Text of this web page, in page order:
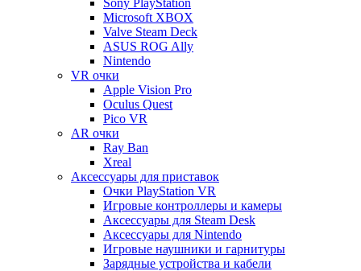
Sony PlayStation
Microsoft XBOX
Valve Steam Deck
ASUS ROG Ally
Nintendo
VR очки
Apple Vision Pro
Oculus Quest
Pico VR
AR очки
Ray Ban
Xreal
Аксессуары для приставок
Очки PlayStation VR
Игровые контроллеры и камеры
Аксессуары для Steam Desk
Аксессуары для Nintendo
Игровые наушники и гарнитуры
Зарядные устройства и кабели